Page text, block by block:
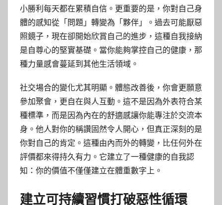
小勝利每天都在累積自信。更重要的是，你對自己身
體的感知從「問題」轉變為「夥伴」。過去可能厭惡
照鏡子，現在卻開始欣賞自己的進步，這種自我接納
是自尊心的堅實基礎。當你能夠掌控自己的健康，那
種力量感會蔓延到其他生活領域。
社交場合的變化尤其明顯。體態改善後，你會更願意
參加聚會，更自在與人互動。這不是因為外表符合某
種標準，而是因為內在的舒適感讓你能專注於交流本
身。他人對你的稱讚固然令人開心，但真正深刻的是
你對自己的肯定。這種由內而外的轉變，比任何外在
評價都來得持久有力。它建立了一種健康的自我認
知：你的價值不僅僅建立在體重數字上。
建立可持續習慣打破惡性循環